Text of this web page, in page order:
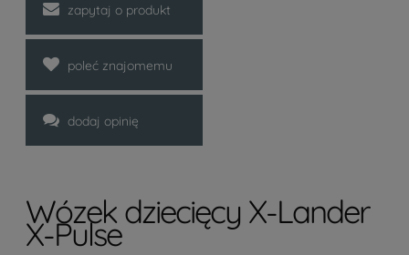
zapytaj o produkt
poleć znajomemu
dodaj opinię
Wózek dziecięcy X-Lander
X-Pulse